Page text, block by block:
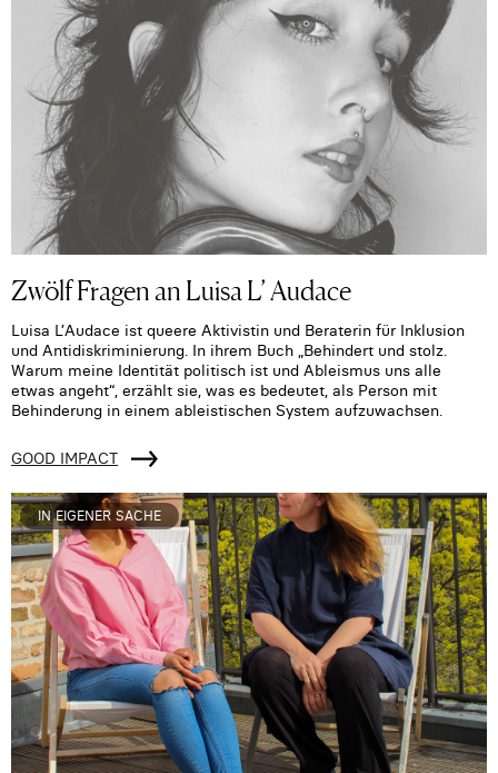
Zwölf Fragen an Luisa L’ Audace
Luisa L’Audace ist queere Aktivistin und Beraterin für Inklusion
und Antidiskriminierung. In ihrem Buch „Behindert und stolz.
Warum meine Identität politisch ist und Ableismus uns alle
etwas angeht“, erzählt sie, was es bedeutet, als Person mit
Behinderung in einem ableistischen System aufzuwachsen.
GOOD IMPACT
IN EIGENER SACHE